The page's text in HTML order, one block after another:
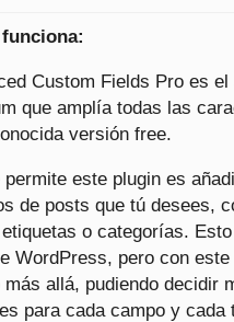
Custom Fields Pro es el
que amplía todas las
versión free.
permite este plugin es
de posts que tú desees,
o categorías.
WordPress, pero con
más allá, pudiendo decidir
para cada campo y cada